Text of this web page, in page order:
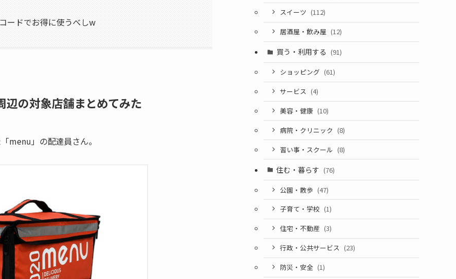
ードでお得に使うべしw
の対象店舗まとめてみた
menu」の配達員さん。
スイーツ (112)
居酒屋・飲み屋 (12)
買う・利用する (91)
ショッピング (61)
サービス (4)
美容・健康 (10)
病院・クリニック (8)
習い事・スクール (8)
住む・暮らす (76)
公園・散歩 (47)
子育て・学校 (1)
住宅・不動産 (3)
行政・公共サービス (23)
防災・安全 (1)